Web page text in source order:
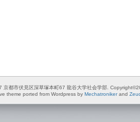
京都市伏見区深草塚本町67 龍谷大学社会学部.
theme ported from Wordpress by Mechatronikerand